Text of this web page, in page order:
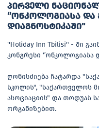
პირველი
‘’ონკოლოგიასა
დიაგნოსტიკაში"
''Holiday Inn Tbilisi'' - ში
კონგრესი
ღონისძიება ჩატარდა
სკოლის", "საქართველოს
ასოციაციის" და თოდუას
ორგანიზებით.